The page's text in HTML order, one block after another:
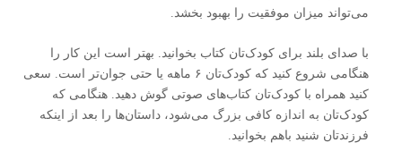
می‌تواند میزان موفقیت را بهبود بخشد.
با صدای بلند برای کودک‌تان کتاب بخوانید. بهتر است این کار را
هنگامی شروع کنید که کودک‌تان ۶ ماهه یا حتی جوان‌تر است. سعی
کنید همراه با کودک‌تان کتاب‌های صوتی گوش دهید. هنگامی که
کودک‌تان به اندازه کافی بزرگ می‌شود، داستان‌ها را بعد از اینکه
فرزندتان شنید باهم بخوانید.